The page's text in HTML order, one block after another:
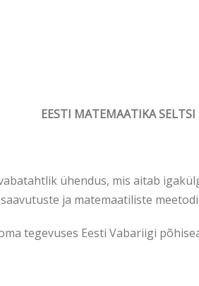
EESTI MATEMAATIKA SELTSI
ühendus, mis aitab
ja matemaatiliste
tegevuses Eesti Vabariigi